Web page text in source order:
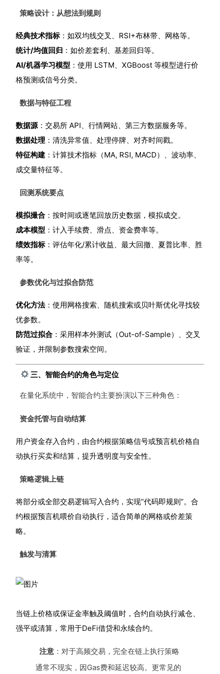
策略设计：从想法到规则
经典技术指标：如双均线交叉、RSI+布林带、网格等。
统计/均值回归 ：如价差套利、基差回归等。
AI/机器学习模型 ：使用 LSTM、XGBoost 等模型进行价
格预测或信号分类。
数据与特征工程
数据源：交易所 API、行情网站、第三方数据服务等。
数据处理 ：清洗异常值、处理停牌、对齐时间戳。
特征构建 ：计算技术指标（MA, RSI, MACD）、波动率、
成交量特征等。
回测系统要点
模拟撮合 ：按时间或逐笔回放历史数据，模拟成交。
成本模型 ：计入手续费、滑点、资金费率等。
绩效指标：评估年化/累计收益、最大回撤、夏普比率、胜
率等。
参数优化与过拟合防范
优化方法：使用网格搜索、随机搜索或贝叶斯优化寻找较
优参数。
防范过拟合 ：采用样本外测试（Out-of-Sample）、交叉
验证，并限制参数搜索空间。
三、智能合约的角色与定位
在量化系统中，智能合约主要扮演以下三种角色：
资金托管与自动结算
用户资金存入合约，由合约根据策略信号或预言机价格自
动执行买卖和结算，提升透明度与安全性。
策略逻辑上链
将部分或全部交易逻辑写入合约，实现“代码即规则”。合
约根据预言机喂价自动执行，适合简单的网格或价差策
略。
触发与清算
当链上价格或保证金率触及阈值时，合约自动执行减仓、
强平或清算，常用于DeFi借贷和永续合约。
注意：对于高频交易，完全在链上执行策略
通常不现实，因Gas费和延迟较高。更常见的